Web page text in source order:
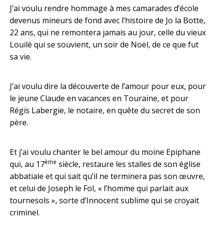
J’ai voulu rendre hommage à mes camarades d’école
devenus mineurs de fond avec l’histoire de Jo la Botte,
22 ans, qui ne remontera jamais au jour, celle du vieux
Louilé qui se souvient, un soir de Noël, de ce que fut
sa vie.
J’ai voulu dire la découverte de l’amour pour eux, pour
le jeune Claude en vacances en Touraine, et pour
Régis Labergie, le notaire, en quête du secret de son
père.
Et j’ai voulu chanter le bel amour du moine Epiphane
qui, au 17ème siècle, restaure les stalles de son église
abbatiale et qui sait qu’il ne terminera pas son œuvre,
et celui de Joseph le Fol, « l’homme qui parlait aux
tournesols », sorte d’Innocent sublime qui se croyait
criminel.